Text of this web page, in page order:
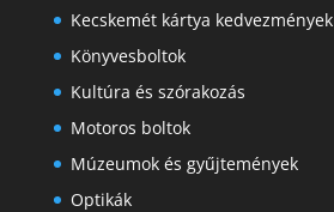
Kecskemét kártya kedvezmények
Könyvesboltok
Kultúra és szórakozás
Motoros boltok
Múzeumok és gyűjtemények
Optikák